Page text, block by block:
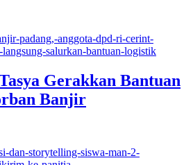
Gerakkan Bantuan
Banjir